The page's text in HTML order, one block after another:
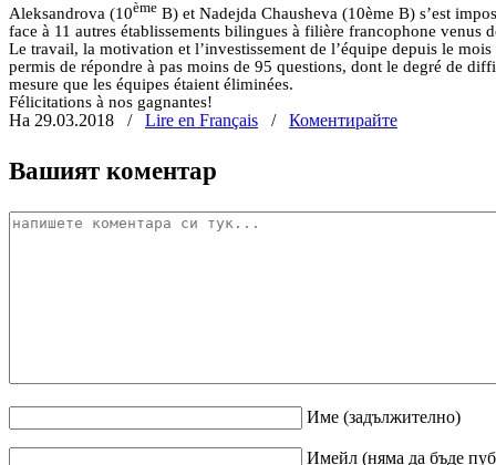
Aleksandrova (10ème B) et Nadejda Chausheva (10ème B) s’est
face à 11 autres établissements bilingues à filière francophone venus
Le travail, la motivation et l’investissement de l’équipe depuis le
permis de répondre à pas moins de 95 questions, dont le degré de
mesure que les équipes étaient éliminées.
Félicitations à nos gagnantes!
На 29.03.2018
/ Lire en Français / Коментирайте
Вашият коментар
Име (задължително)
Имейл (няма да бъде